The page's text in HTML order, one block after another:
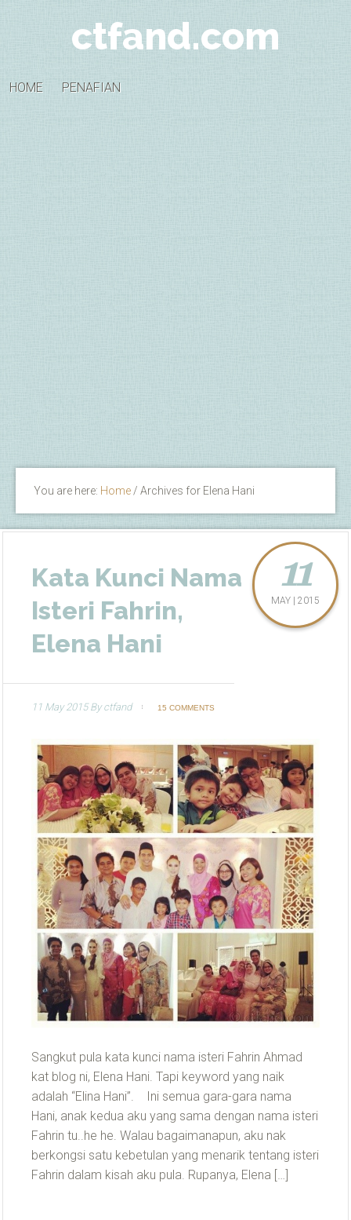
ctfand.com
HOME PENAFIAN
You are here: Home / Archives for Elena Hani
Kata Kunci Nama
Isteri Fahrin,
Elena Hani
11
MAY | 2015
11 May 2015Byctfand 15 COMMENTS
Sangkut pula kata kunci nama isteri Fahrin Ahmad
kat blog ni, Elena Hani. Tapi keyword yang naik
adalah “Elina Hani”. Ini semua gara-gara nama
Hani, anak kedua aku yang sama dengan nama isteri
Fahrin tu..he he. Walau bagaimanapun, aku nak
berkongsi satu kebetulan yang menarik tentang isteri
Fahrin dalam kisah aku pula. Rupanya, Elena […]